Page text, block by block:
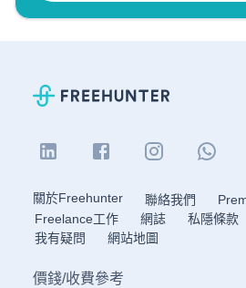
關於Freehunter 聯絡我們
Freelance工作
網誌 私隱條款
我有疑問
網站地圖
價錢/收費參考